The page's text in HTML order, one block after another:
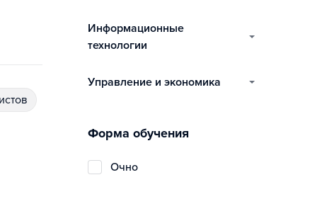
информационные
технологии
управление и экономика
Форма обучения
очно